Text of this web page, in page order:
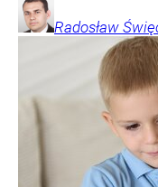
Radosław